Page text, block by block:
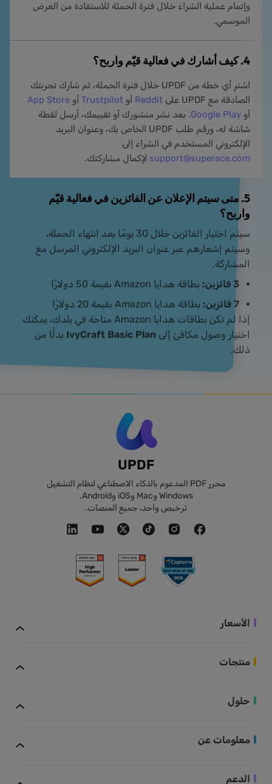
وإتمام عملية الشراء خلال فترة الحملة للاستفادة من العرض
الموسمي.
4. كيف أشارك في فعالية قيّم واربح؟
اشترِ أي خطة من UPDF خلال فترة الحملة، ثم شارك تجربتك
الصادقة مع UPDF على
Reddit أو Trustpilot أو App Store
أو Google Play. بعد نشر منشورك أو تقييمك، أرسل لقطة
شاشة له، ورقم طلب UPDF الخاص بك، وعنوان البريد
الإلكتروني المستخدم في الشراء إلى
support@superace.com لإكمال مشاركتك.
5. متى سيتم الإعلان عن الفائزين في فعالية قيّم
واربح؟
سيتم اختيار الفائزين خلال 30 يومًا بعد انتهاء الحملة،
وسيتم إشعارهم عبر عنوان البريد الإلكتروني المرسل مع
المشاركة.
3 فائزين:
بطاقة هدايا Amazon بقيمة 50 دولارًا
7 فائزين:
بطاقة هدايا Amazon بقيمة 20 دولارًا
إذا لم تكن بطاقات هدايا Amazon متاحة في بلدك، يمكنك
اختيار وصول مكافئ إلى IvyCraft Basic Plan بدلًا من
ذلك.
UPDF
محرر PDF المدعوم بالذكاء الاصطناعي لنظام التشغيل
Windows وMac وiOS وAndroid.
ترخيص واحد، جميع المنصات.
الأسعار
منتجات
حلول
معلومات عن
الدعم